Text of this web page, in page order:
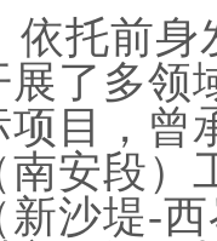
依托前身
了多领
目，曾
安段）
沙堤-